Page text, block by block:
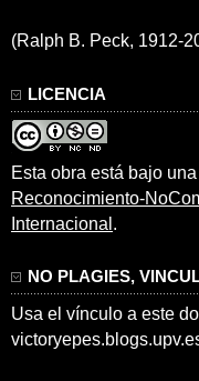
(Ralph B. Peck, 1912-
LICENCIA
Esta obra está bajo una
Reconocimiento-
Internacional .
NO PLAGIES,
Usa el vínculo a este